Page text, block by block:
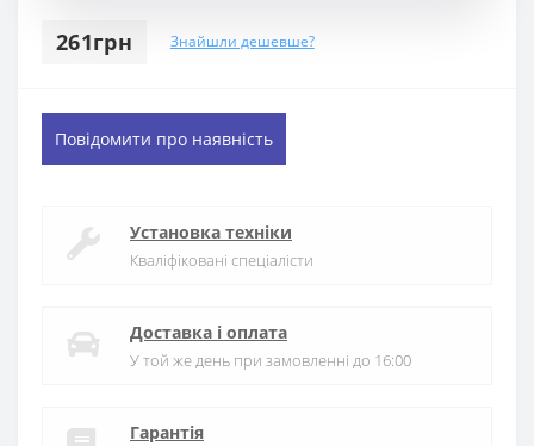
261грн Знайшли дешевше?
Повідомити про наявність
Установка техніки
Кваліфіковані спеціалісти
Доставка і оплата
У той же день при замовленні до 16:00
Гарантія